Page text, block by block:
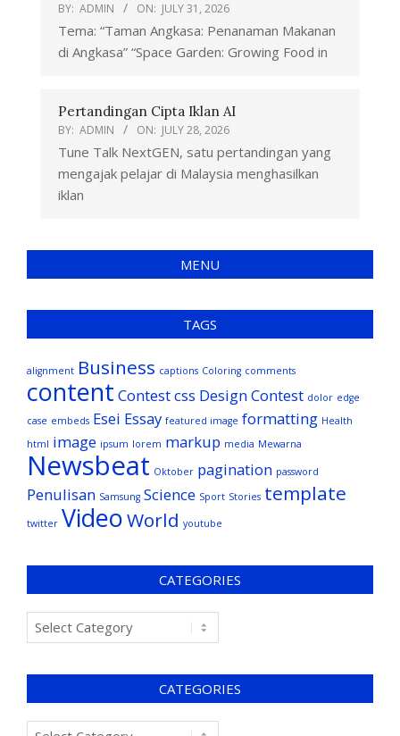
BY: ADMIN ON: JULY 31, 2026
Tema: “Taman Angkasa: Penanaman Makanan
di Angkasa” “Space Garden: Growing Food in
Pertandingan Cipta Iklan AI
BY: ADMIN ON: JULY 28, 2026
Tune Talk NextGEN, satu pertandingan yang
mengajak pelajar di Malaysia menghasilkan
iklan
MENU
TAGS
alignment Business captions Coloring comments
content Contestcss Design Contest dolor edge
case embeds Esei Essay featured image formatting Health
html image ipsum lorem markup media Mewarna
Newsbeat Oktober pagination password
Penulisan Samsung Science Sport Stories template
twitter VideoWorld youtube
CATEGORIES
CATEGORIES